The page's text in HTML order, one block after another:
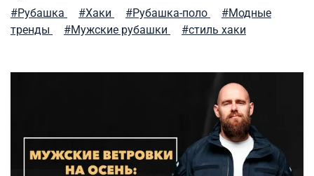
#Рубашка #Хаки #Рубашка-поло
#Модные
тренды
#Мужские рубашки #стиль хаки